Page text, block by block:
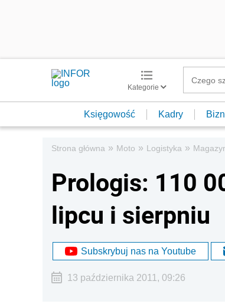
Kategorie
Księgowość Kadry
Strona główna » Moto » Logistyka »
Prologis: 110
lipcu i sierpniu
Subskrybuj nas na Youtube
13 października 2011, 09:26